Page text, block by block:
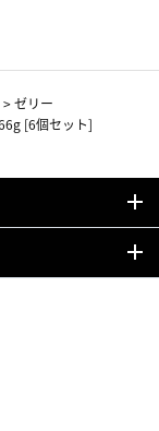
>ゼリー
[6個セット]